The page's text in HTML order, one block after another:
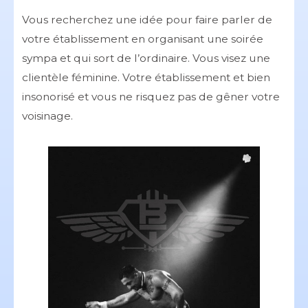
Vous recherchez une idée pour faire parler de
votre établissement en organisant une soirée
sympa et qui sort de l’ordinaire. Vous visez une
clientèle féminine. Votre établissement et bien
insonorisé et vous ne risquez pas de gêner votre
voisinage.